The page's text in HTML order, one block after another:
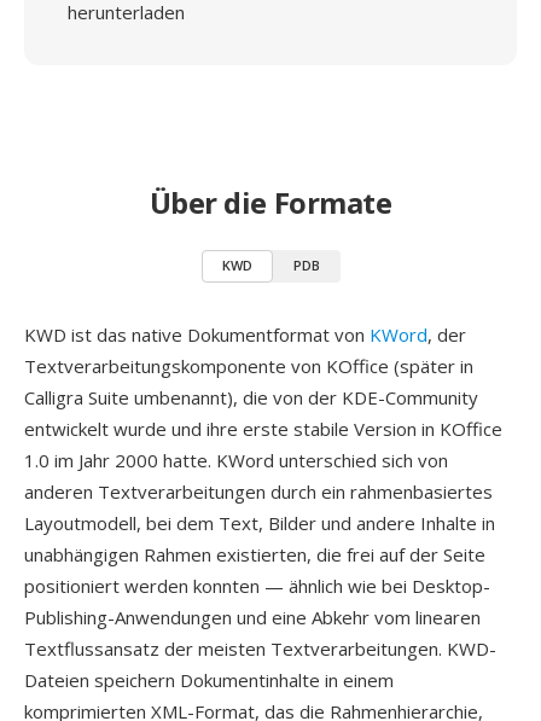
herunterladen
Über die Formate
KWD PDB
KWD ist das native Dokumentformat von KWord, der
Textverarbeitungskomponente von KOffice (später in
Calligra Suite umbenannt), die von der KDE-Community
entwickelt wurde und ihre erste stabile Version in KOffice
1.0 im Jahr 2000 hatte. KWord unterschied sich von
anderen Textverarbeitungen durch ein rahmenbasiertes
Layoutmodell, bei dem Text, Bilder und andere Inhalte in
unabhängigen Rahmen existierten, die frei auf der Seite
positioniert werden konnten — ähnlich wie bei Desktop-
Publishing-Anwendungen und eine Abkehr vom linearen
Textflussansatz der meisten Textverarbeitungen. KWD-
Dateien speichern Dokumentinhalte in einem
komprimierten XML-Format, das die Rahmenhierarchie,